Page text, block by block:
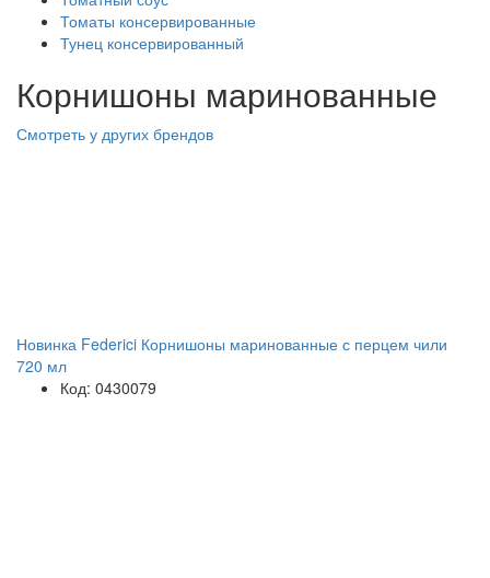
Томаты консервированные
Тунец консервированный
Корнишоны маринованные
Смотреть у других брендов
Новинка Federici Корнишоны маринованные с перцем чили
720 мл
Код: 0430079